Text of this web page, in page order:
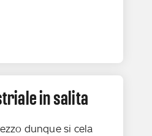
in salita
dunque si cela